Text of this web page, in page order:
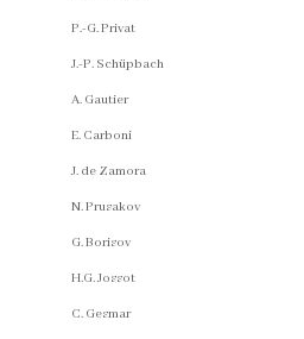
P.-G. Privat
J.-P. Schüpbach
A. Gautier
E. Carboni
J. de Zamora
N. Prusakov
G. Borisov
H.G. Jossot
C. Gesmar